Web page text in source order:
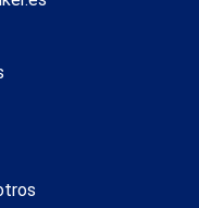
información
del usuario
de sus hábitos de
publicidad
del usuario.